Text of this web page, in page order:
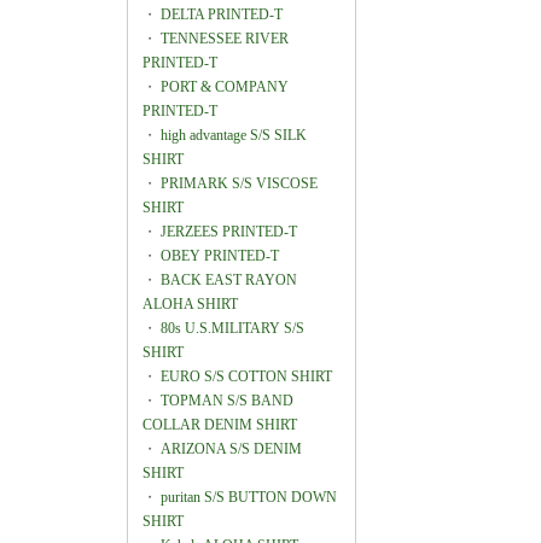
・ DELTA PRINTED-T
・ TENNESSEE RIVER
PRINTED-T
・ PORT & COMPANY
PRINTED-T
・ high advantage S/S SILK
SHIRT
・ PRIMARK S/S VISCOSE
SHIRT
・ JERZEES PRINTED-T
・ OBEY PRINTED-T
・ BACK EAST RAYON
ALOHA SHIRT
・ 80s U.S.MILITARY S/S
SHIRT
・ EURO S/S COTTON SHIRT
・ TOPMAN S/S BAND
COLLAR DENIM SHIRT
・ ARIZONA S/S DENIM
SHIRT
・ puritan S/S BUTTON DOWN
SHIRT